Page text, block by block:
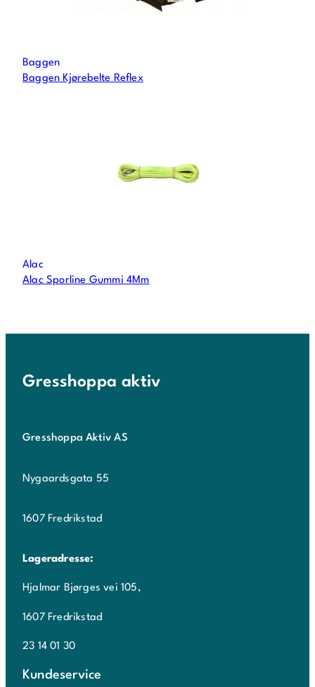
Baggen
Baggen Kjørebelte Reflex
Alac
Alac Sporline Gummi 4Mm
Gresshoppa aktiv
Gresshoppa Aktiv AS
Nygaardsgata 55
1607 Fredrikstad
Lageradresse:
Hjalmar Bjørges vei 105,
1607 Fredrikstad
23 14 01 30
Kundeservice